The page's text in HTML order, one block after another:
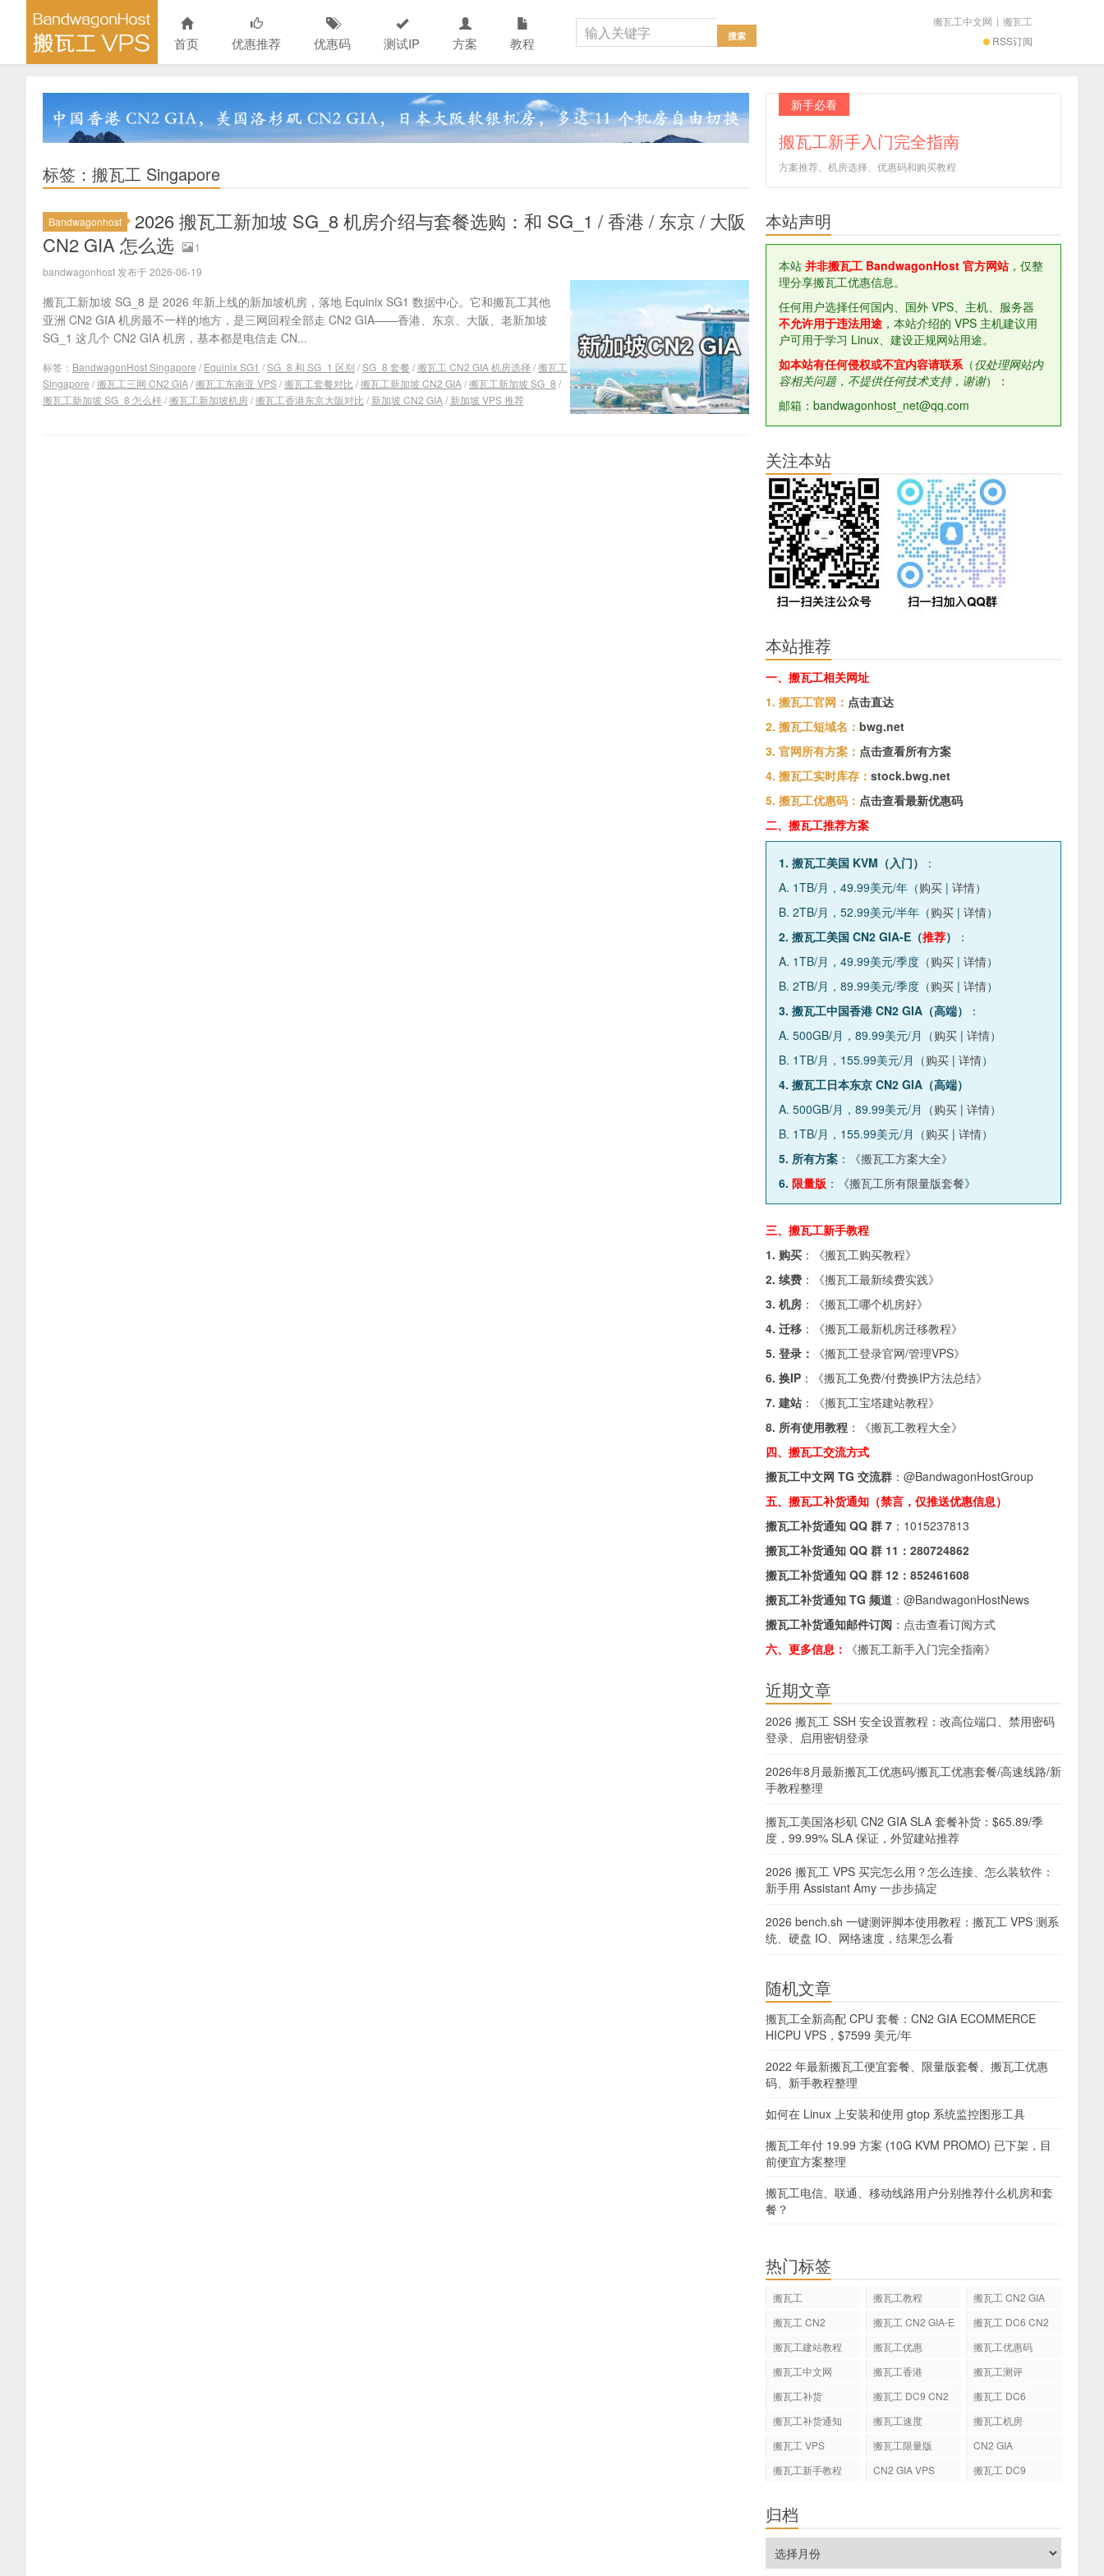
首页 优惠推荐 优惠码 测试IP 方案 教程 RSS订阅
搬瓦工中文网 | 搬瓦工
标签：搬瓦工 Singapore
Bandwagonhost
2026 搬瓦工新加坡 SG_8 机房介绍与套餐选购：和 SG_1 / 香港 / 东京 / 大阪
CN2 GIA 怎么选
1
bandwagonhost 发布于 2026-06-19
搬瓦工新加坡 SG_8 是 2026 年新上线的新加坡机房，落地 Equinix SG1 数据中心。它和搬瓦工其他
亚洲 CN2 GIA 机房最不一样的地方，是三网回程全部走 CN2 GIA——香港、东京、大阪、老新加坡
SG_1 这几个 CN2 GIA 机房，基本都是电信走 CN...
标签： BandwagonHost Singapore / Equinix SG1 /SG_8 和 SG_1 区别 /SG_8 套餐 /搬瓦工 CN2 GIA 机房选择 /搬瓦工
Singapore /搬瓦工三网 CN2 GIA/搬瓦工东南亚 VPS/搬瓦工套餐对比/搬瓦工新加坡 CN2 GIA/搬瓦工新加坡 SG_8 /
搬瓦工新加坡 SG_8 怎么样/搬瓦工新加坡机房/搬瓦工香港东京大阪对比/ 新加坡 CN2 GIA/ 新加坡 VPS 推荐
新手必看
搬瓦工新手入门完全指南
方案推荐、机房选择、优惠码和购买教程
本站声明
本站 并非搬瓦工 BandwagonHost 官方网站，仅整
理分享搬瓦工优惠信息。
任何用户选择任何国内、国外 VPS、主机、服务器
不允许用于违法用途 ，本站介绍的 VPS 主机建议用
户可用于学习 Linux、建设正规网站用途。
如本站有任何侵权或不宜内容请联系（仅处理网站内
容相关问题，不提供任何技术支持，谢谢）：
邮箱：bandwagonhost_net@qq.com
关注本站
本站推荐
一、搬瓦工相关网址
1. 搬瓦工官网： 点击直达
2. 搬瓦工短域名： bwg.net
3. 官网所有方案： 点击查看所有方案
4. 搬瓦工实时库存： stock.bwg.net
5. 搬瓦工优惠码： 点击查看最新优惠码
二、搬瓦工推荐方案
1. 搬瓦工美国 KVM（入门）
：
A. 1TB/月，49.99美元/年（购买 | 详情）
B. 2TB/月，52.99美元/半年（购买 | 详情）
2. 搬瓦工美国 CN2 GIA-E（推荐）
：
A. 1TB/月，49.99美元/季度（购买 | 详情）
B. 2TB/月，89.99美元/季度（购买 | 详情）
3. 搬瓦工中国香港 CN2 GIA（高端）
：
A. 500GB/月，89.99美元/月（购买 | 详情）
B. 1TB/月，155.99美元/月（购买 | 详情）
4. 搬瓦工日本东京 CN2 GIA（高端）
A. 500GB/月，89.99美元/月（购买 | 详情）
B. 1TB/月，155.99美元/月（购买 | 详情）
5. 所有方案 ：《搬瓦工方案大全》
6. 限量版 ：《搬瓦工所有限量版套餐》
三、搬瓦工新手教程
1. 购买 ：《搬瓦工购买教程》
2. 续费 ：《搬瓦工最新续费实践》
3. 机房 ：《搬瓦工哪个机房好》
4. 迁移 ：《搬瓦工最新机房迁移教程》
5. 登录：
《搬瓦工登录官网/管理VPS》
6. 换IP ：《搬瓦工免费/付费换IP方法总结》
7. 建站 ：《搬瓦工宝塔建站教程》
8. 所有使用教程 ：《搬瓦工教程大全》
四、搬瓦工交流方式
搬瓦工中文网 TG 交流群 ： @BandwagonHostGroup
五、搬瓦工补货通知（禁言，仅推送优惠信息）
搬瓦工补货通知 QQ 群 7 ： 1015237813
搬瓦工补货通知 QQ 群 11： 280724862
搬瓦工补货通知 QQ 群 12： 852461608
搬瓦工补货通知 TG 频道 ： @BandwagonHostNews
搬瓦工补货通知邮件订阅 ： 点击查看订阅方式
六、更多信息：
《搬瓦工新手入门完全指南》
近期文章
2026 搬瓦工 SSH 安全设置教程：改高位端口、禁用密码
登录、启用密钥登录
2026年8月最新搬瓦工优惠码/搬瓦工优惠套餐/高速线路/新
手教程整理
搬瓦工美国洛杉矶 CN2 GIA SLA 套餐补货：$65.89/季
度，99.99% SLA 保证，外贸建站推荐
2026 搬瓦工 VPS 买完怎么用？怎么连接、怎么装软件：
新手用 Assistant Amy 一步步搞定
2026 bench.sh 一键测评脚本使用教程：搬瓦工 VPS 测系
统、硬盘 IO、网络速度，结果怎么看
随机文章
搬瓦工全新高配 CPU 套餐：CN2 GIA ECOMMERCE
HICPU VPS，$7599 美元/年
2022 年最新搬瓦工便宜套餐、限量版套餐、搬瓦工优惠
码、新手教程整理
如何在 Linux 上安装和使用 gtop 系统监控图形工具
搬瓦工年付 19.99 方案 (10G KVM PROMO) 已下架，目
前便宜方案整理
搬瓦工电信、联通、移动线路用户分别推荐什么机房和套
餐？
热门标签
搬瓦工 搬瓦工教程
搬瓦工 CN2 GIA
搬瓦工 CN2
搬瓦工 CN2 GIA-E
搬瓦工 DC6 CN2
搬瓦工建站教程 搬瓦工优惠
搬瓦工优惠码
搬瓦工中文网
搬瓦工香港
搬瓦工测评
搬瓦工补货
搬瓦工 DC9 CN2
搬瓦工 DC6
搬瓦工补货通知
搬瓦工速度
搬瓦工机房
搬瓦工 VPS
搬瓦工限量版
CN2 GIA
搬瓦工新手教程
CN2 GIA VPS 搬瓦工 DC9
归档